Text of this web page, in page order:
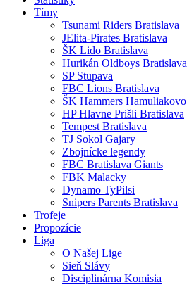
Tímy
Tsunami Riders Bratislava
JElita-Pirates Bratislava
ŠK Lido Bratislava
Hurikán Oldboys Bratislava
SP Stupava
FBC Lions Bratislava
ŠK Hammers Hamuliakovo
HP Hlavne Prišli Bratislava
Tempest Bratislava
TJ Sokol Gajary
Zbojnícke legendy
FBC Bratislava Giants
FBK Malacky
Dynamo TyPilsi
Snipers Parents Bratislava
Trofeje
Propozície
Liga
O Našej Lige
Sieň Slávy
Disciplinárna Komisia